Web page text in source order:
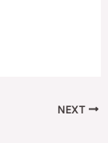
NEXT